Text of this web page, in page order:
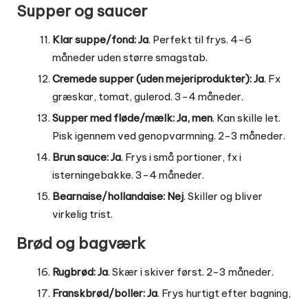
Supper og saucer
Klar suppe/fond:Ja. Perfekt til frys. 4-6
måneder uden større smagstab.
Cremede supper (uden mejeriprodukter):Ja. Fx
græskar, tomat, gulerod. 3-4 måneder.
Supper med fløde/mælk:Ja, men. Kan skille let.
Pisk igennem ved genopvarmning. 2-3 måneder.
Brun sauce:Ja. Frys i små portioner, fx i
isterningebakke. 3-4 måneder.
Bearnaise/hollandaise: Nej. Skiller og bliver
virkelig trist.
Brød og bagværk
Rugbrød:Ja. Skær i skiver først. 2-3 måneder.
Franskbrød/boller:Ja. Frys hurtigt efter bagning,